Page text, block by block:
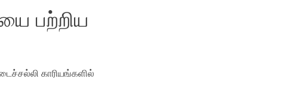
பற்றிய
காரியங்களில்